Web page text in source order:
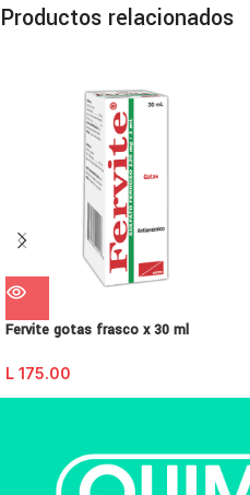
Productos relacionados
Fervite gotas frasco x 30 ml
L 175.00